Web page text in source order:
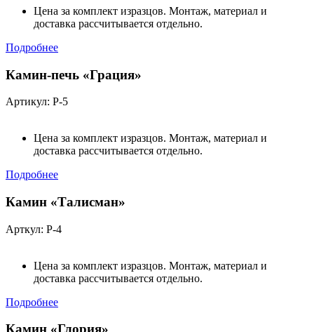
Цена за комплект изразцов. Монтаж, материал и
доставка рассчитывается отдельно.
Подробнее
Камин-печь «Грация»
Артикул: Р-5
Цена за комплект изразцов. Монтаж, материал и
доставка рассчитывается отдельно.
Подробнее
Камин «Талисман»
Арткул: Р-4
Цена за комплект изразцов. Монтаж, материал и
доставка рассчитывается отдельно.
Подробнее